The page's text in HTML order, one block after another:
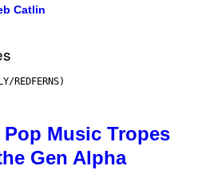
Catlin
REDFERNS)
Music Tropes
Gen Alpha